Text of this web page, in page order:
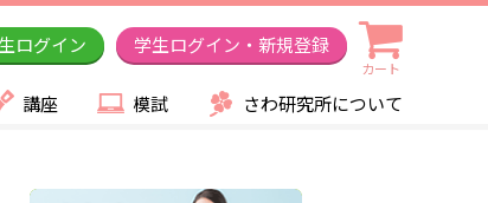
ログイン 学生ログイン・新規登録
カート
講座 模試 さわ研究所について